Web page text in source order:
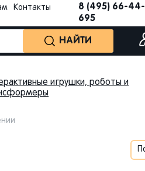
Контакты
8 (495) 66-44-
695
НАЙТИ
игрушки, роботы и